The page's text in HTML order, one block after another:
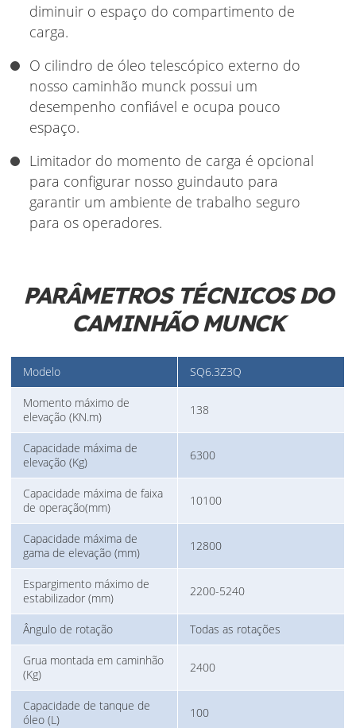
diminuir o espaço do compartimento de
carga.
O cilindro de óleo telescópico externo do
nosso caminhão munck possui um
desempenho confiável e ocupa pouco
espaço.
Limitador do momento de carga é opcional
para configurar nosso guindauto para
garantir um ambiente de trabalho seguro
para os operadores.
PARÂMETROS TÉCNICOS DO
CAMINHÃO MUNCK
Modelo SQ6.3Z3Q
Momento máximo de
elevação (KN.m)
138
Capacidade máxima de
elevação (Kg)
6300
Capacidade máxima de faixa
de operação(mm)
10100
Capacidade máxima de
gama de elevação (mm)
12800
Espargimento máximo de
estabilizador (mm)
2200-5240
Ângulo de rotação Todas as rotações
Grua montada em caminhão
(Kg)
2400
Capacidade de tanque de
óleo (L)
100